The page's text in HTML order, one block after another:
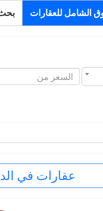
الشامل للعقارات
عقارات في